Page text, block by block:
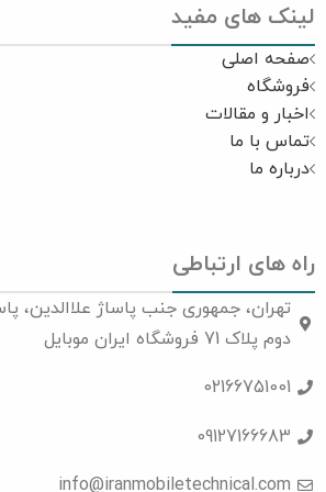
لینک های مفید
صفحه اصلی
فروشگاه
اخبار و مقالات
تماس با ما
درباره ما
راه های ارتباطی
تهران، جمهوری جنب پاساژ علاالدین،
دوم پلاک 71 فروشگاه ایران موبایل
02166751001
09127166683
info@iranmobiletechnical.com